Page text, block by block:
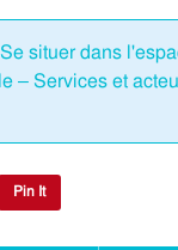
situer dans
– Services et
Pin It